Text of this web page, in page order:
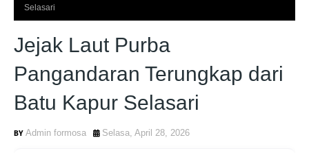
Selasari
Jejak Laut Purba
Pangandaran Terungkap dari
Batu Kapur Selasari
Admin formosa Selasa, April 28, 2026